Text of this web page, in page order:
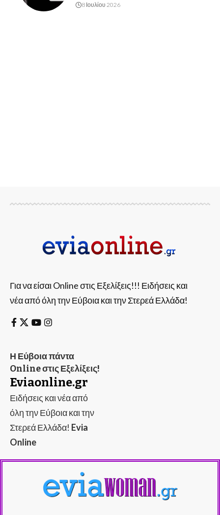
8 Ιουλίου 2026
Για να είσαι Online στις Εξελίξεις!!! Ειδήσεις και
νέα από όλη την Εύβοια και την Στερεά Ελλάδα!
Η Εύβοια πάντα
Online στις Εξελίξεις!
Eviaonline.gr
Ειδήσεις και νέα από
όλη την Εύβοια και την
Στερεά Ελλάδα! Evia
Online